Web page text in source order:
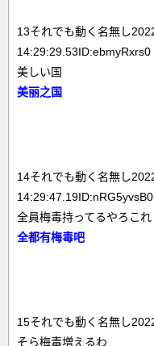
13それでも動く名無し
14:29:29.53ID:ebmyRxrs0
美しい国
美丽之国
14それでも動く名無し
14:29:47.19ID:nRG5yvsB0
全員梅毒持ってるやろこれ
全都有梅毒吧
15それでも動く名無し
そら梅毒増えるわ